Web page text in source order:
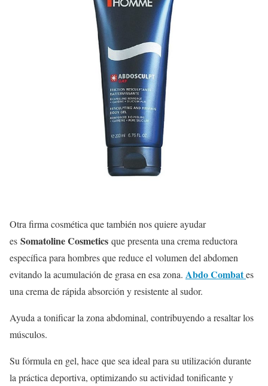
Otra firma cosmética que también nos quiere ayudar
es Somatoline Cosmetics que presenta una crema reductora
específica para hombres que reduce el volumen del abdomen
evitando la acumulación de grasa en esa zona. Abdo Combates
una crema de rápida absorción y resistente al sudor.
Ayuda a tonificar la zona abdominal, contribuyendo a resaltar los
músculos.
Su fórmula en gel, hace que sea ideal para su utilización durante
la práctica deportiva, optimizando su actividad tonificante y